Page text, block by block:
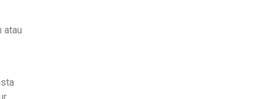
atau